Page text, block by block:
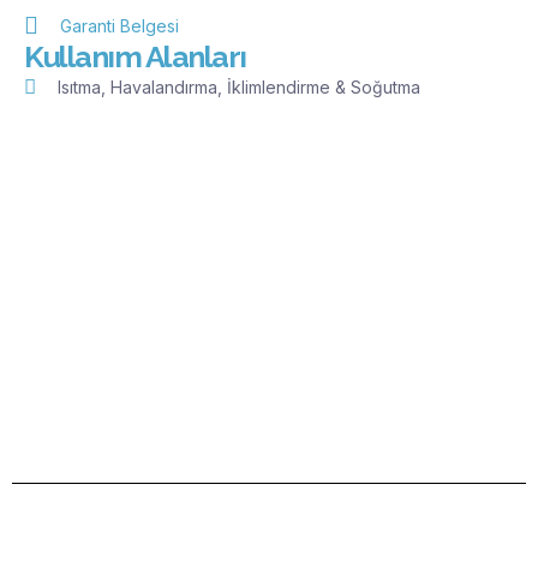
Garanti Belgesi
Kullanım Alanları
Isıtma, Havalandırma, İklimlendirme & Soğutma